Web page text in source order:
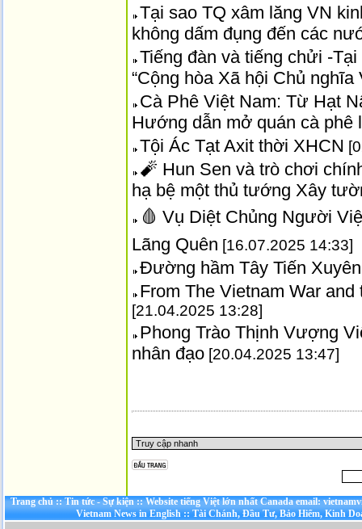
Tại sao TQ xâm lăng VN
không dấm đụng đến các
Tiếng đàn và tiếng chửi -
“Cộng hòa Xã hội Chủ nghĩa
Cà Phê Việt Nam: Từ Hạt
Hướng dẫn mở quán cà phê
Tội Ác Tạt Axit thời XHCN
🧨 Hun Sen và trò chơi
hạ bệ một thủ tướng Xây
🩸 Vụ Diệt Chủng Người
Lãng Quên [16.07.2025 14:33]
Đường hầm Tây Tiến
From The Vietnam War
[21.04.2025 13:28]
Phong Trào Thịnh Vượng
nhân đạo [20.04.2025 13:47]
Trang chủ::Tin tức - Sự kiện::Website tiếng Việt lớn nhất Canada email:
Vietnam News in English::Tài Chánh, Đầu Tư, Bảo Hiểm, Kinh